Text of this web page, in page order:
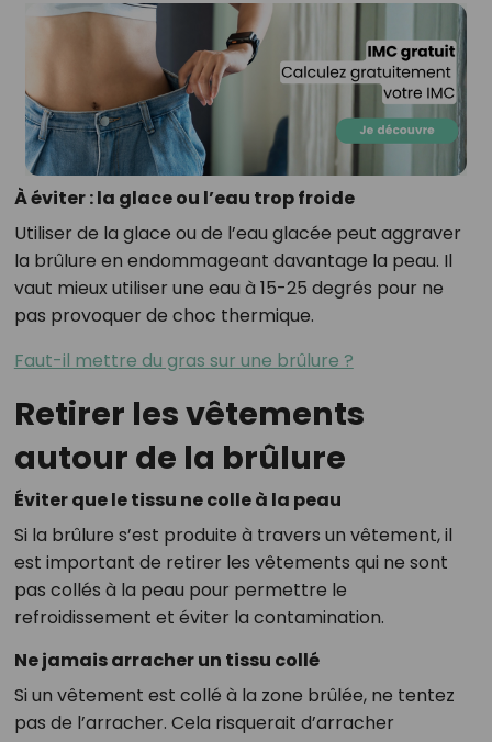
À éviter : la glace ou l’eau trop froide
Utiliser de la glace ou de l’eau glacée peut aggraver
la brûlure en endommageant davantage la peau. Il
vaut mieux utiliser une eau à 15-25 degrés pour ne
pas provoquer de choc thermique.
Faut-il mettre du gras sur une brûlure ?
Retirer les vêtements
autour de la brûlure
Éviter que le tissu ne colle à la peau
Si la brûlure s’est produite à travers un vêtement, il
est important de retirer les vêtements qui ne sont
pas collés à la peau pour permettre le
refroidissement et éviter la contamination.
Ne jamais arracher un tissu collé
Si un vêtement est collé à la zone brûlée, ne tentez
pas de l’arracher. Cela risquerait d’arracher